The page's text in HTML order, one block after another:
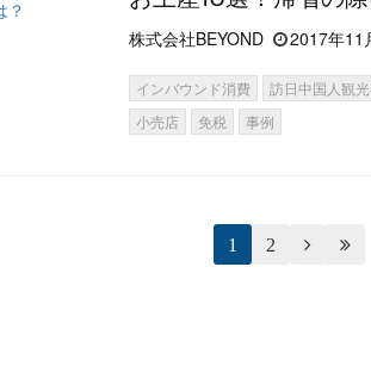
株式会社BEYOND 2017年11
インバウンド消費 訪日中国人観
小売店
免税 事例
1 2  